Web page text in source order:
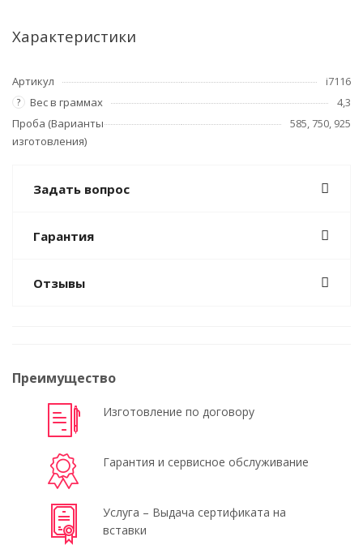
Характеристики
Артикул i7116
? Вес в граммах
4,3
Проба (Варианты
изготовления)
585, 750, 925
Задать вопрос
Гарантия
Отзывы
Преимущество
Изготовление по договору
Гарантия и сервисное обслуживание
Услуга – Выдача сертификата на
вставки